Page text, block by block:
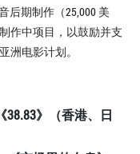
后期制作（25,000 美
作中项目，以鼓励并支
洲电影计划。
》（香港、日